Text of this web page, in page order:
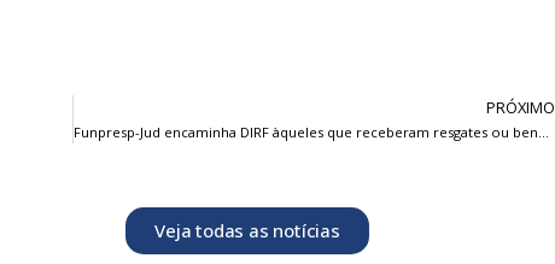
PRÓXIMO
Veja todas as notícias